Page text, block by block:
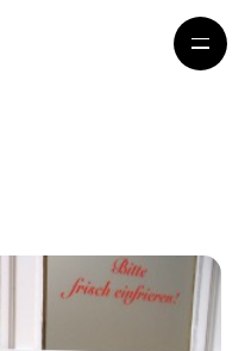
留学＆キャリア